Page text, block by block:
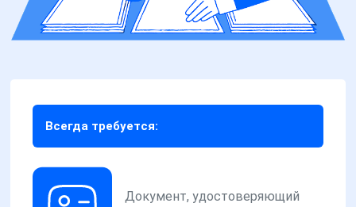
Всегда требуется:
Документ, удостоверяющий